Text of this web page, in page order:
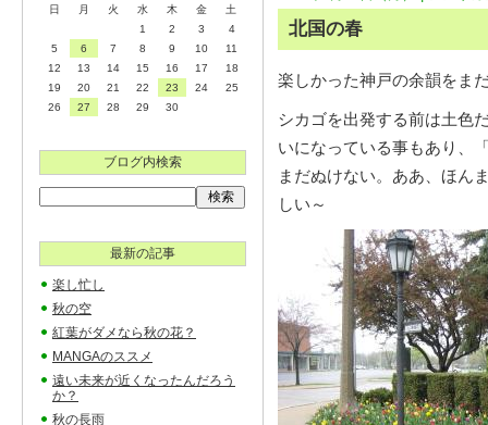
北国の春
楽しかった神戸の余韻をま
シカゴを出発する前は土色
いになっている事もあり、
まだぬけない。ああ、ほん
しい～
日 月 火 水 木 金
土
1
2 3
4
5
6 7 8 9 10
11
12
13 14 15 16 17
18
19
20 21 22 23 24
25
26
27 28 29 30
ブログ内検索
最新の記事
楽し忙し
秋の空
紅葉がダメなら秋の花？
MANGAのススメ
遠い未来が近くなったんだろう
か？
秋の長雨